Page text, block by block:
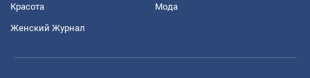
Красота Мода
Женский Журнал